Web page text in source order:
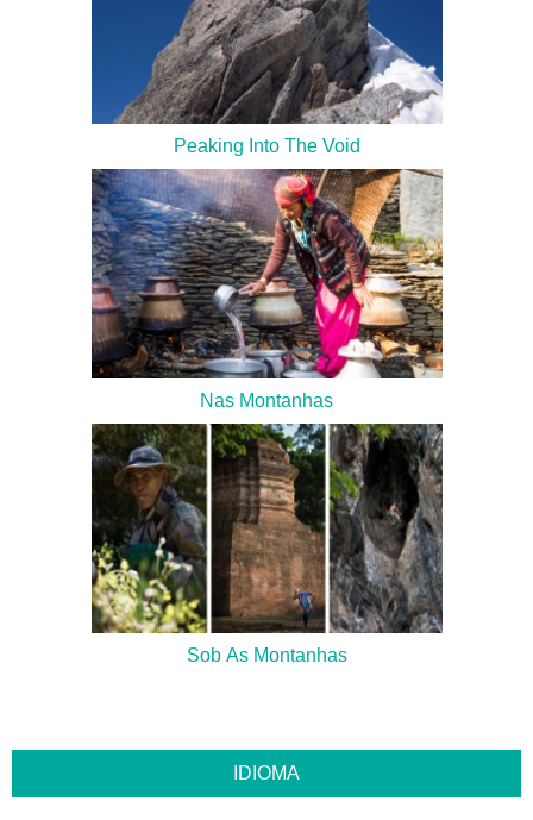
Peaking Into The Void
Nas Montanhas
Sob As Montanhas